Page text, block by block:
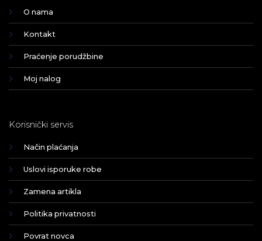
O nama
Kontakt
Praćenje porudžbine
Moj nalog
Korisnički servis
Način plaćanja
Uslovi isporuke robe
Zamena artikla
Politika privatnosti
Povrat novca